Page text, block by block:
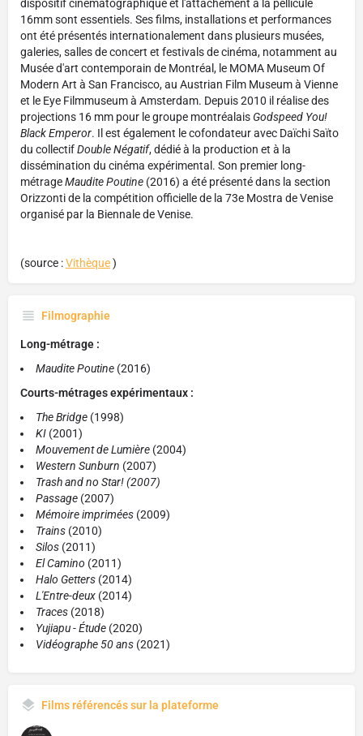
dispositif cinématographique et l'attachement à la pellicule
16mm sont essentiels. Ses films, installations et performances
ont été présentés internationalement dans plusieurs musées,
galeries, salles de concert et festivals de cinéma, notamment au
Musée d'art contemporain de Montréal, le MOMA Museum Of
Modern Art à San Francisco, au Austrian Film Museum à Vienne
et le Eye Filmmuseum à Amsterdam. Depuis 2010 il réalise des
projections 16 mm pour le groupe montréalais Godspeed You!
Black Emperor. Il est également le cofondateur avec Daïchi Saïto
du collectifDouble Négatif, dédié à la production et à la
dissémination du cinéma expérimental. Son premier long-
métrageMaudite Poutine (2016) a été présenté dans la section
Orizzonti de la compétition officielle de la 73e Mostra de Venise
organisé par la Biennale de Venise.
(source :Vithèque)
Filmographie
Long-métrage :
Maudite Poutine (2016)
Courts-métrages expérimentaux :
The Bridge (1998)
KI (2001)
Mouvement de Lumière (2004)
Western Sunburn (2007)
Trash and no Star! (2007)
Passage (2007)
Mémoire imprimées (2009)
Trains (2010)
Silos (2011)
El Camino (2011)
Halo Getters (2014)
L'Entre-deux (2014)
Traces (2018)
Yujiapu - Étude (2020)
Vidéographe 50 ans (2021)
Films référencés sur la plateforme